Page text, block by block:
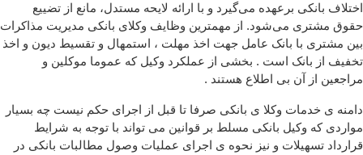
اختلاف بانکی برعهده می‌گیرد و با ارائه لایحه مستدل، مانع از تضییع
حقوق مشتری می‌شود. از مهمترین وظایف وکلای بانکی مدیریت مذاکرات
بین مشتری با بانک عامل جهت اخذ مهلت ، استمهال و تقسیط دیون و اخذ
تخفیف از بانک است . بخشی از عملکرد وکیل که عموما موکلین و
مراجعین از آن بی اطلاع هستند .
دامنه ی خدمات وکلا ی بانکی صرفا تا قبل از اجرای حکم نیست چه بسیار
مواردی که وکیل بانکی مسلط بر قوانین می تواند با توجه به شرایط
قرارداد تسهیلات و نیز نحوه ی اجرای عملیات وصول مطالبات بانکی در